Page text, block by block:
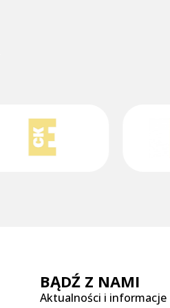
BĄDŹ Z NAMI
Aktualności i informacje